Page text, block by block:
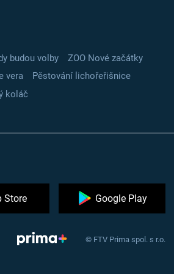
budou volby
ZOO Nové začátky
vera
Pěstování lichořeřišnice
koláč
Store Google Play
© FTV Prima spol. s r.o.